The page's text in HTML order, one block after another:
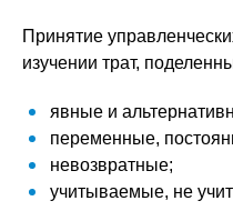
Принятие
изучении трат,
явные и
переменные,
невозвратные;
учитываемые, не